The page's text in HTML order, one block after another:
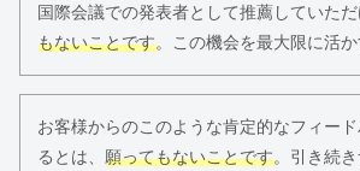
国際会議での発表者として推薦していただ
もないことです。この機会を最大限に活か
お客様からのこのような肯定的なフィー
るとは、 願ってもないことです。引き続